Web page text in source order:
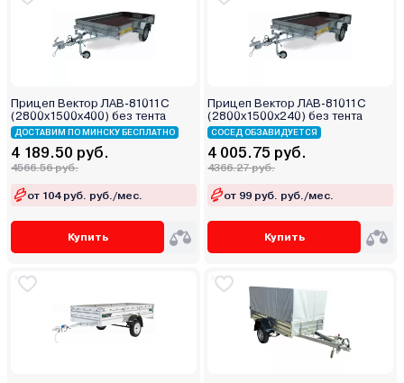
Прицеп Вектор ЛАВ-81011С
(2800х1500х400) без тента
ДОСТАВИМ ПО МИНСКУ БЕСПЛАТНО
4 189.50 руб.
4566.56 руб.
от 104 руб. руб./мес.
Купить
Прицеп Вектор ЛАВ-81011С
(2800x1500x240) без тента
СОСЕД ОБЗАВИДУЕТСЯ
4 005.75 руб.
4366.27 руб.
от 99 руб. руб./мес.
Купить